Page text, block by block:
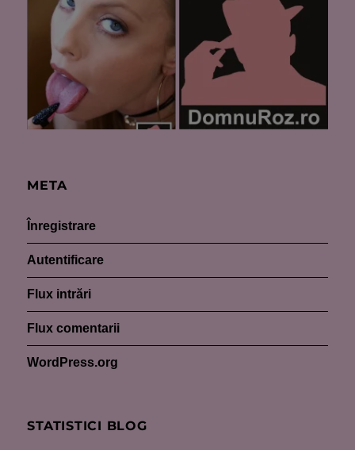
META
Înregistrare
Autentificare
Flux intrări
Flux comentarii
WordPress.org
STATISTICI BLOG